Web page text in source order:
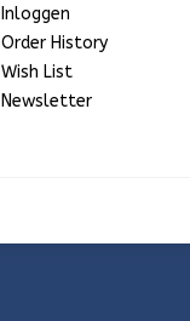
Inloggen
Order History
Wish List
Newsletter